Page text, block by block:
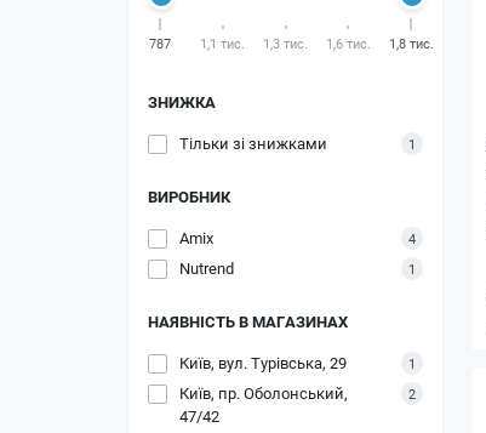
787 1,1 тис. 1,3 тис. 1,6 тис. 1,8 тис.
ЗНИЖКА
Тільки зі знижками
1
ВИРОБНИК
Amix
4
Nutrend 1
НАЯВНІСТЬ В МАГАЗИНАХ
Київ, вул. Турівська, 29
1
Київ, пр. Оболонський,
47/42
2